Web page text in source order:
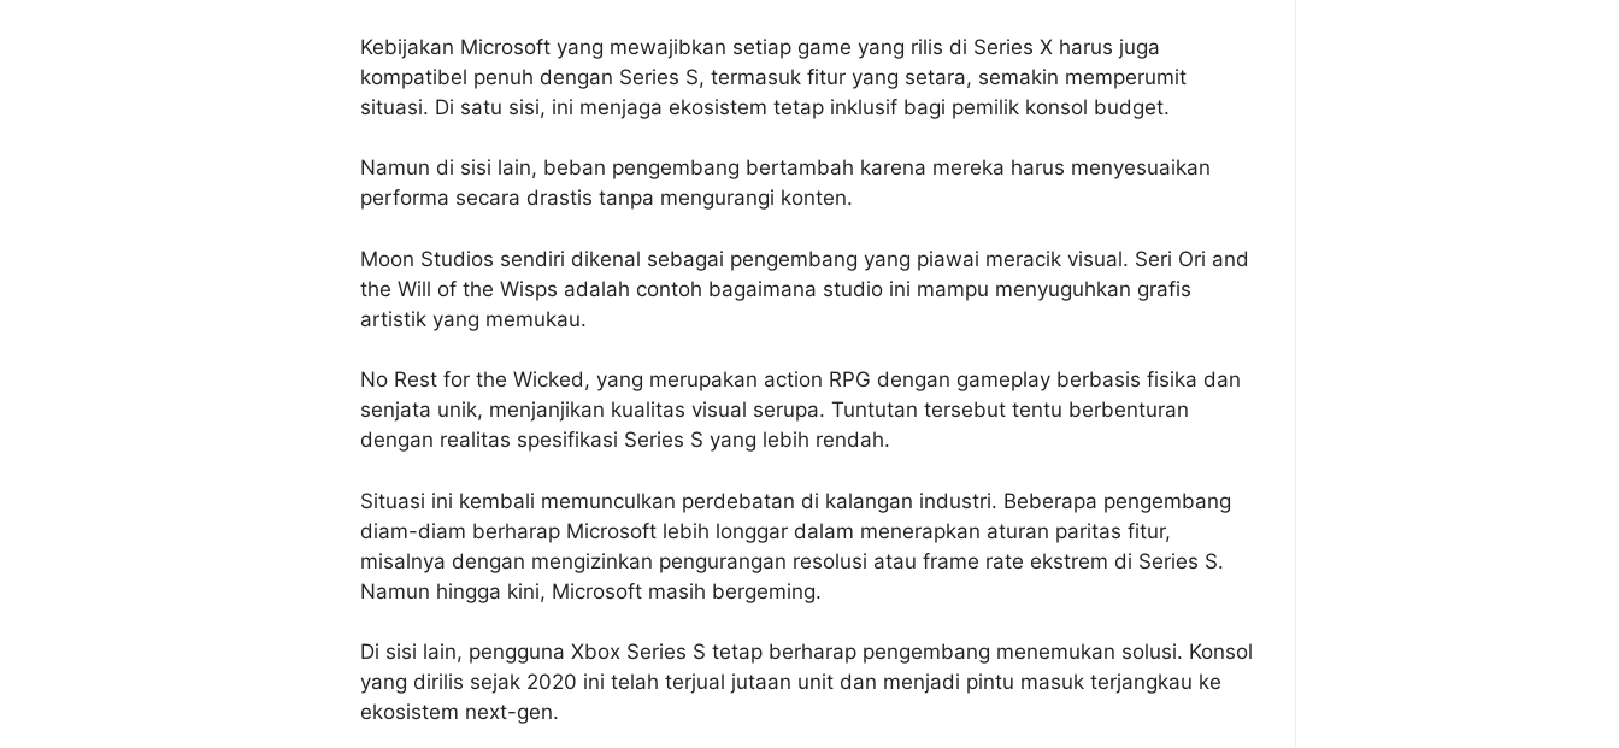
Kebijakan Microsoft yang mewajibkan setiap game yang rilis di Series X harus juga
kompatibel penuh dengan Series S, termasuk fitur yang setara, semakin memperumit
situasi. Di satu sisi, ini menjaga ekosistem tetap inklusif bagi pemilik konsol budget.
Namun di sisi lain, beban pengembang bertambah karena mereka harus menyesuaikan
performa secara drastis tanpa mengurangi konten.
Moon Studios sendiri dikenal sebagai pengembang yang piawai meracik visual. Seri Ori and
the Will of the Wisps adalah contoh bagaimana studio ini mampu menyuguhkan grafis
artistik yang memukau.
No Rest for the Wicked, yang merupakan action RPG dengan gameplay berbasis fisika dan
senjata unik, menjanjikan kualitas visual serupa. Tuntutan tersebut tentu berbenturan
dengan realitas spesifikasi Series S yang lebih rendah.
Situasi ini kembali memunculkan perdebatan di kalangan industri. Beberapa pengembang
diam-diam berharap Microsoft lebih longgar dalam menerapkan aturan paritas fitur,
misalnya dengan mengizinkan pengurangan resolusi atau frame rate ekstrem di Series S.
Namun hingga kini, Microsoft masih bergeming.
Di sisi lain, pengguna Xbox Series S tetap berharap pengembang menemukan solusi. Konsol
yang dirilis sejak 2020 ini telah terjual jutaan unit dan menjadi pintu masuk terjangkau ke
ekosistem next-gen.